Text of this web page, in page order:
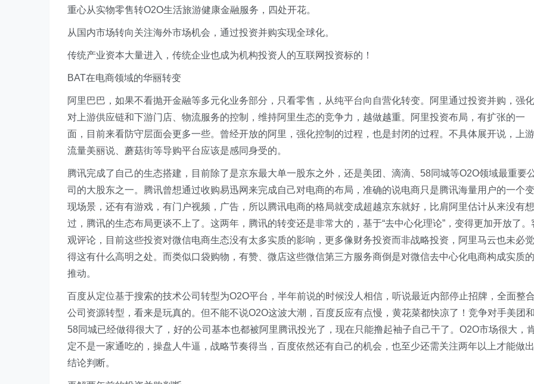
重心从实物零售转O2O生活旅游健康金融服务，四处开花。
从国内市场转向关注海外市场机会，通过投资并购实现全球化。
传统产业资本大量进入，传统企业也成为机构投资人的互联网投资标的！
BAT在电商领域的华丽转变
阿里巴巴，如果不看抛开金融等多元化业务部分，只看零售，从纯平台向自营化转变。阿里通过投资并购，强化
对上游供应链和下游门店、物流服务的控制，维持阿里生态的竞争力，越做越重。阿里投资布局，有扩张的一
面，目前来看防守层面会更多一些。曾经开放的阿里，强化控制的过程，也是封闭的过程。不具体展开说，上游
流量美丽说、蘑菇街等导购平台应该是感同身受的。
腾讯完成了自己的生态搭建，目前除了是京东最大单一股东之外，还是美团、滴滴、58同城等O2O领域最重要
司的大股东之一。腾讯曾想通过收购易迅网来完成自己对电商的布局，准确的说电商只是腾讯海量用户的一个变
现场景，还有有游戏，有门户视频，广告，所以腾讯电商的格局就变成超越京东就好，比肩阿里估计从来没有想
过，腾讯的生态布局更谈不上了。这两年，腾讯的转变还是非常大的，基于“去中心化理论”，变得更加开放了。
观评论，目前这些投资对微信电商生态没有太多实质的影响，更多像财务投资而非战略投资，阿里马云也未必觉
得这有什么高明之处。而类似口袋购物，有赞、微店这些微信第三方服务商倒是对微信去中心化电商构成实质的
推动。
百度从定位基于搜索的技术公司转型为O2O平台，半年前说的时候没人相信，听说最近内部停止招牌，全面整合
公司资源转型，看来是玩真的。但不能不说O2O这波大潮，百度反应有点慢，黄花菜都快凉了！竞争对手美团和
58同城已经做得很大了，好的公司基本也都被阿里腾讯投光了，现在只能撸起袖子自己干了。O2O市场很大，
定不是一家通吃的，操盘人牛逼，战略节奏得当，百度依然还有自己的机会，也至少还需关注两年以上才能做出
结论判断。